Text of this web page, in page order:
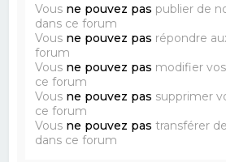
Vous ne pouvez pas publier de
dans ce forum
Vous ne pouvez pas répondre
forum
Vous ne pouvez pas modifier
ce forum
Vous ne pouvez pas supprimer
ce forum
Vous ne pouvez pas transférer
dans ce forum